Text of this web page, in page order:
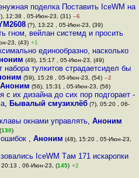
поделка Поставить IceWM на
12:38 , 05-Июн-23, (31) –6
(?), 13:22 , 05-Июн-23, (39)
гном, вейлан системд и просить
23, (43) +1
единообразно, насколько
(49), 15:17 , 05-Июн-23, (49)
тулкитов страдаетсидел бы
(59), 15:28 , 05-Июн-23, (54) –2
Аноним (56), 15:31 , 05-Июн-23, (56)
с их дизайна до сих пор подгорает -
, Бывалый смузихлёб(?), 05:20 , 06-
окнами управлять, Аноним
130)
, Аноним (48), 15:20 , 05-Июн-23,
IceWM Tам 171 искаропки
, 06-Июн-23, (145) +2